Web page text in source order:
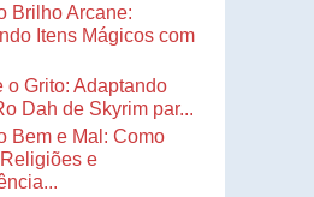
Brilho Arcane:
Itens Mágicos com
o Grito: Adaptando
Dah de Skyrim par...
Bem e Mal: Como
e